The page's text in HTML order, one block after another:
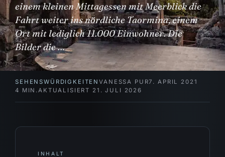
einem kleinen Mittagessen mit Meerblick die
Fahrt weiter ins nördliche Taormina, einem
Ort mit lediglich 11.000 Einwohner. Die
Bilder die …
SEHENSWÜRDIGKEITENVANESSA PUR7. APRIL 2021
4 MIN.AKTUALISIERT 21. JULI 2026
INHALT